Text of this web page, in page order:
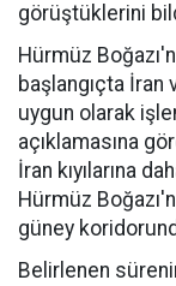
görüştüklerini
Hürmüz
başlangıçta İran
uygun olarak
açıklamasına
İran kıyılarına
Hürmüz
güney
Belirlenen